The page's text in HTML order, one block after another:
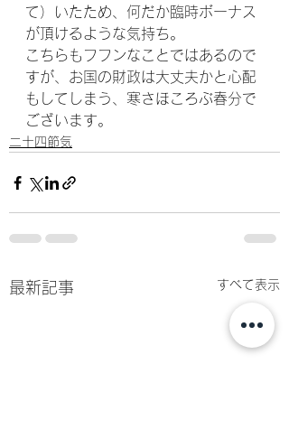
て）いたため、何だか臨時ボーナス
が頂けるような気持ち。
こちらもフフンなことではあるので
すが、お国の財政は大丈夫かと心配
もしてしまう、寒さほころぶ春分で
ございます。
二十四節気
最新記事 すべて表示